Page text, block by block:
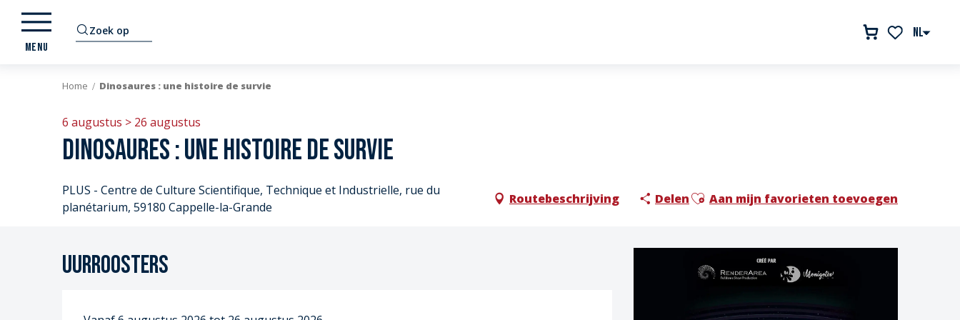
Aller
contenu
NL
Zoek op
MENU
Home Dinosaures : une histoire de survie
6 augustus > 26 augustus
Dinosaures : une histoire de survie
PLUS - Centre de Culture Scientifique, Technique et Industrielle, rue du
planétarium, 59180 Cappelle-la-Grande
Routebeschrijving DelenAjouter aux favoris
Aan mijn favorieten toevoegen
Uurroosters